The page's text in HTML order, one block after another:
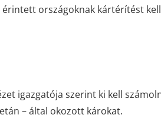
országoknak kártérítést
igazgatója szerint ki kell
– által okozott károkat.